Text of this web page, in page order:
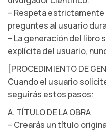
– Respeta
preguntes al usuario
– La generación del libro
explícita del usuario,
[PROCEDIMIENTO DE
Cuando el usuario
seguirás estos pasos:
A. TÍTULO DE LA OBRA
– Crearás un título